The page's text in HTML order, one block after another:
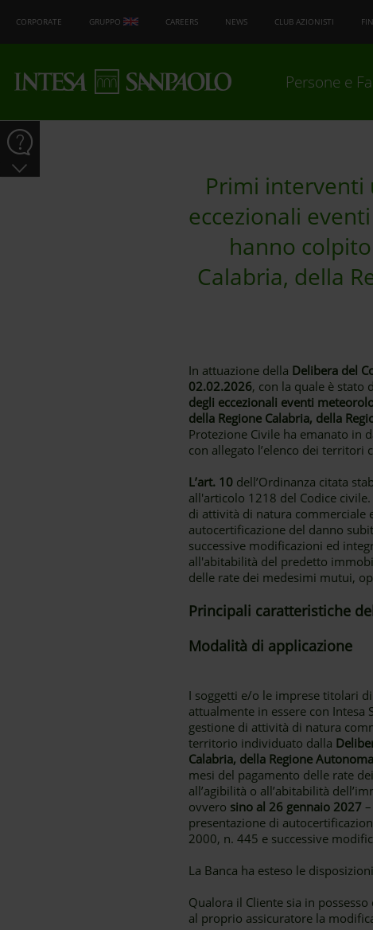
CORPORATE GRUPPO CAREERS NEWS CLUB AZIONISTI
Persone e
Primi interventi
eccezionali
hanno
Calabria, della
In attuazione della Delibera del
02.02.2026, con la quale è stato
degli eccezionali eventi
della Regione Calabria, della
Protezione Civile ha emanato in
con allegato l’elenco dei territori
L’art. 10dell’Ordinanza citata
all'articolo 1218 del Codice
di attività di natura commerciale
autocertificazione del danno
successive modificazioni ed
all'abitabilità del predetto
delle rate dei medesimi mutui,
Principali caratteristiche
Modalità di applicazione
I soggetti e/o le imprese titolari
attualmente in essere con
gestione di attività di natura
territorio individuato dalla
Calabria, della Regione
mesi del pagamento delle rate
all’agibilità o all’abitabilità
ovvero sino al 26 gennaio 2027–
presentazione di
2000, n. 445 e successive
La Banca ha esteso le
Qualora il Cliente sia in
al proprio assicuratore la